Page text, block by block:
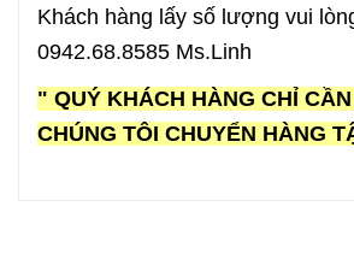
Khách hàng lấy số lượng vui
0942.68.8585 Ms.Linh
" QUÝ KHÁCH HÀNG CHỈ
CHÚNG TÔI CHUYỂN HÀNG